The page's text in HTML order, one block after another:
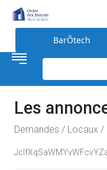
BarÔtech
Les
Demandes / Locaux /
Préférences en matière